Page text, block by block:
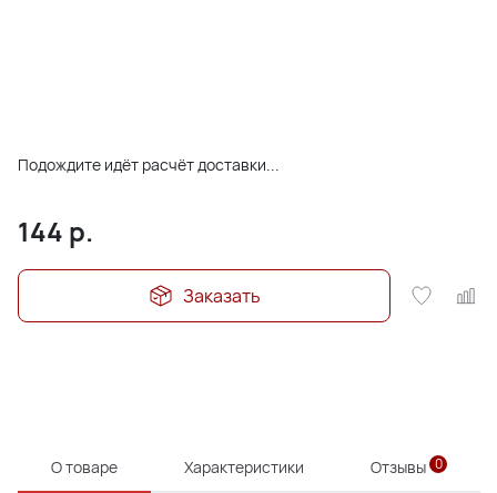
Подождите идёт расчёт доставки...
144 р.
Заказать
О товаре Характеристики Отзывы 0